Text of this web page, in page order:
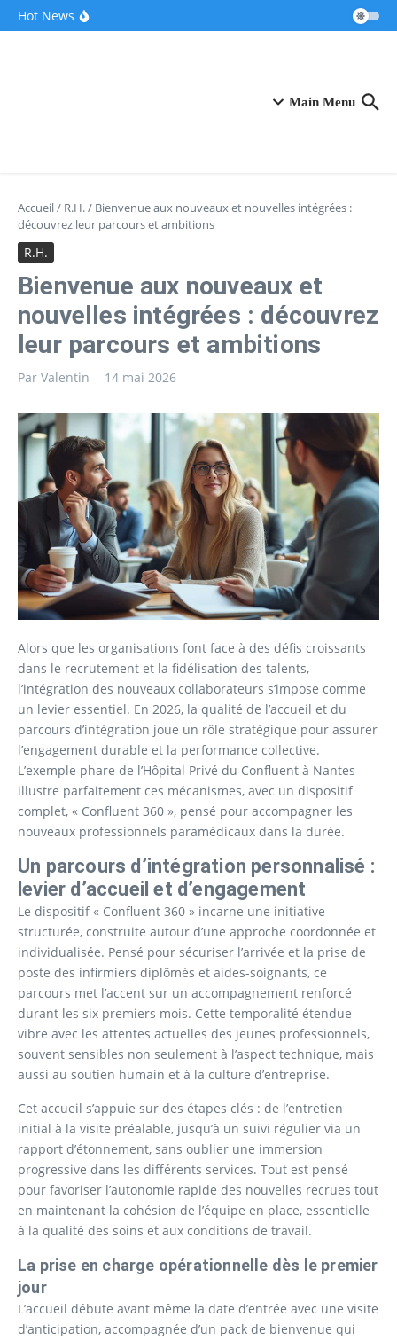
Aller au contenu
Hot News
Main Menu
Accueil/ R.H./ Bienvenue aux nouveaux et nouvelles intégrées :
découvrez leur parcours et ambitions
R.H.
Bienvenue aux nouveaux et
nouvelles intégrées : découvrez
leur parcours et ambitions
Par Valentin 14 mai 2026
Alors que les organisations font face à des défis croissants
dans le recrutement et la fidélisation des talents,
l’intégration des nouveaux collaborateurs s’impose comme
un levier essentiel. En 2026, la qualité de l’accueil et du
parcours d’intégration joue un rôle stratégique pour assurer
l’engagement durable et la performance collective.
L’exemple phare de l’Hôpital Privé du Confluent à Nantes
illustre parfaitement ces mécanismes, avec un dispositif
complet, « Confluent 360 », pensé pour accompagner les
nouveaux professionnels paramédicaux dans la durée.
Un parcours d’intégration personnalisé :
levier d’accueil et d’engagement
Le dispositif « Confluent 360 » incarne une initiative
structurée, construite autour d’une approche coordonnée et
individualisée. Pensé pour sécuriser l’arrivée et la prise de
poste des infirmiers diplômés et aides-soignants, ce
parcours met l’accent sur un accompagnement renforcé
durant les six premiers mois. Cette temporalité étendue
vibre avec les attentes actuelles des jeunes professionnels,
souvent sensibles non seulement à l’aspect technique, mais
aussi au soutien humain et à la culture d’entreprise.
Cet accueil s’appuie sur des étapes clés : de l’entretien
initial à la visite préalable, jusqu’à un suivi régulier via un
rapport d’étonnement, sans oublier une immersion
progressive dans les différents services. Tout est pensé
pour favoriser l’autonomie rapide des nouvelles recrues tout
en maintenant la cohésion de l’équipe en place, essentielle
à la qualité des soins et aux conditions de travail.
La prise en charge opérationnelle dès le premier
jour
L’accueil débute avant même la date d’entrée avec une visite
d’anticipation, accompagnée d’un pack de bienvenue qui